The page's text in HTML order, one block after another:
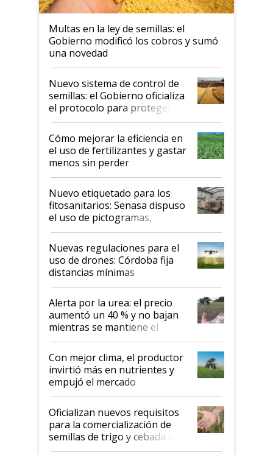
Multas en la ley de semillas: el
Gobierno modificó los cobros y sumó
una novedad
Nuevo sistema de control de
semillas: el Gobierno oficializa
el protocolo para proteger la
propiedad intelectual
Cómo mejorar la eficiencia en
el uso de fertilizantes y gastar
menos sin perder
productividad en la campaña
fina
Nuevo etiquetado para los
fitosanitarios: Senasa dispuso
el uso de pictogramas,
palabras de advertencia e
indicaciones
Nuevas regulaciones para el
uso de drones: Córdoba fija
distancias mínimas
Alerta por la urea: el precio
aumentó un 40 % y no bajan
mientras se mantiene el
conflicto en Medio Oriente
Con mejor clima, el productor
invirtió más en nutrientes y
empujó el mercado
Oficializan nuevos requisitos
para la comercialización de
semillas de trigo y cebada a
granel